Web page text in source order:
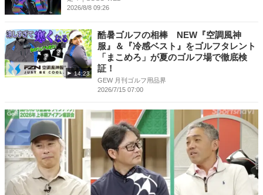
2026/8/8 09:26
14:23
酷暑ゴルフの相棒 NEW『空調風神
服』＆『冷感ベスト』をゴルフタレント
「まこめろ」が夏のゴルフ場で徹底検
証！
GEW 月刊ゴルフ用品界
2026/7/15 07:00